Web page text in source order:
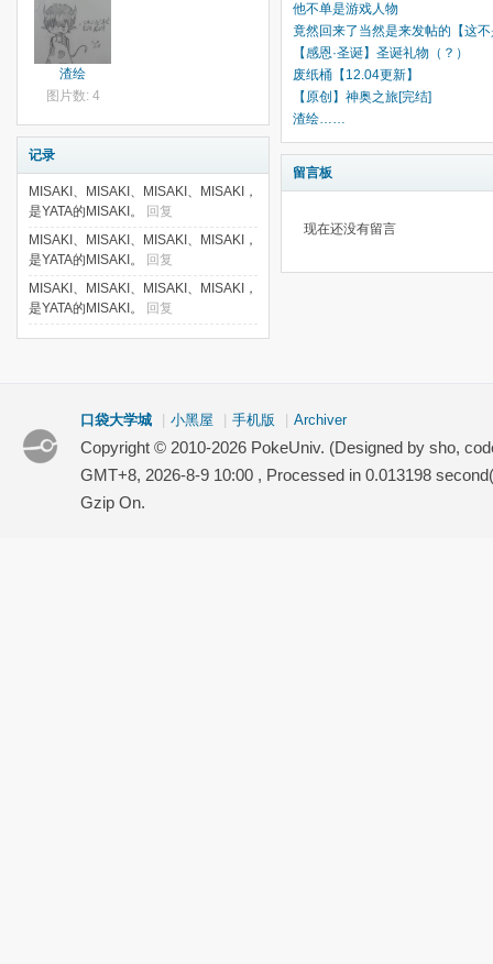
渣绘
图片数: 4
记录
MISAKI、MISAKI、MISAKI、MISAKI，
是YATA的MISAKI。
回复
MISAKI、MISAKI、MISAKI、MISAKI，
是YATA的MISAKI。
回复
MISAKI、MISAKI、MISAKI、MISAKI，
是YATA的MISAKI。
回复
他不单是游戏人物
竟然回来了当然是来发帖的【这
【感恩·圣诞】圣诞礼物（？）
废纸桶【12.04更新】
【原创】神奥之旅[完结]
渣绘……
留言板
现在还没有留言
口袋大学城 小黑屋 手机版 Archiver
Copyright © 2010-2026 PokeUniv. (Designed by sho,
GMT+8, 2026-8-9 10:00 , Processed in 0.013198
Gzip On.